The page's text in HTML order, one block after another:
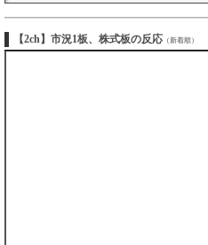
【2ch】市況1板、株式板の反応 （新着順）